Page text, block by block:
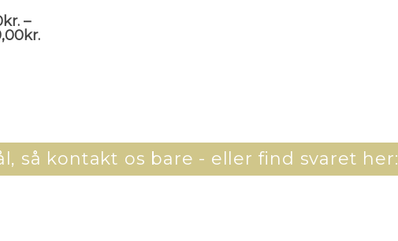
kr. –
kr.
så kontakt os bare - eller find svaret her: